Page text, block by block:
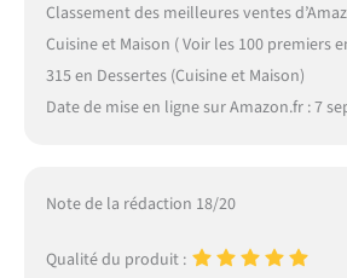
Classement des meilleures ventes
Cuisine et Maison ( Voir les 100 premiers
315 en Dessertes (Cuisine et Maison)
Date de mise en ligne sur Amazon.fr : 7
Note de la rédaction 18/20
Qualité du produit :